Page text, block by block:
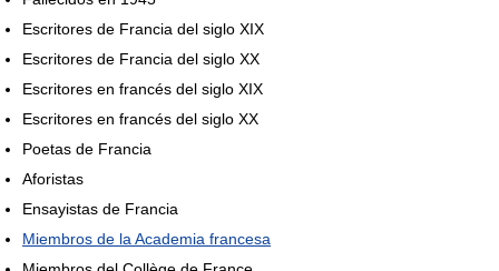
Escritores de Francia del siglo XIX
Escritores de Francia del siglo XX
Escritores en francés del siglo XIX
Escritores en francés del siglo XX
Poetas de Francia
Aforistas
Ensayistas de Francia
Miembros de la Academia francesa